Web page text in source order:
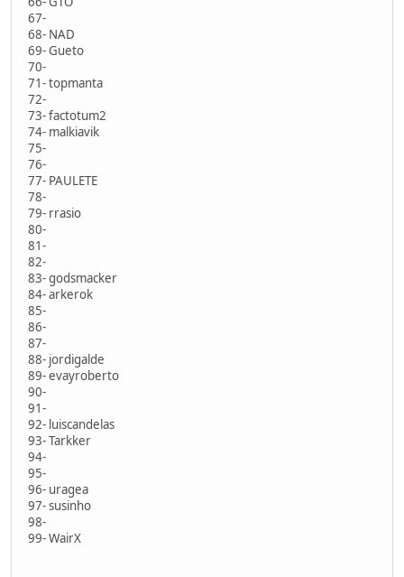
67-
68- NAD
69- Gueto
70-
71- topmanta
72-
73- factotum2
74- malkiavik
75-
76-
77- PAULETE
78-
79- rrasio
80-
81-
82-
83- godsmacker
84- arkerok
85-
86-
87-
88- jordigalde
89- evayroberto
90-
91-
92- luiscandelas
93- Tarkker
94-
95-
96- uragea
97- susinho
98-
99- WairX